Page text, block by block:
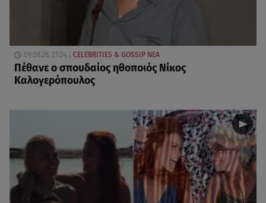
09.08.26, 21:24 CELEBRITIES & GOSSIP ΝΕΑ
Πέθανε ο σπουδαίος ηθοποιός Νίκος
Καλογερόπουλος